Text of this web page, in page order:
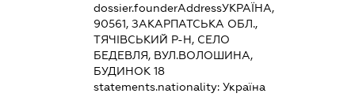
dossier.founderAddressУКРАЇНА,
90561, ЗАКАРПАТСЬКА ОБЛ.,
ТЯЧІВСЬКИЙ Р-Н, СЕЛО
БЕДЕВЛЯ, ВУЛ.ВОЛОШИНА,
БУДИНОК 18
statements.nationality:Україна